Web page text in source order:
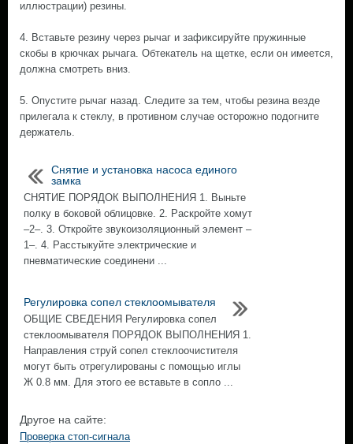
иллюстрации) резины.
4. Вставьте резину через рычаг и зафиксируйте пружинные
скобы в крючках рычага. Обтекатель на щетке, если он имеется,
должна смотреть вниз.
5. Опустите рычаг назад. Следите за тем, чтобы резина везде
прилегала к стеклу, в противном случае осторожно подогните
держатель.
Снятие и установка насоса единого
замка
СНЯТИЕ ПОРЯДОК ВЫПОЛНЕНИЯ 1. Выньте
полку в боковой облицовке. 2. Раскройте хомут
–2–. 3. Откройте звукоизоляционный элемент –
1–. 4. Расстыкуйте электрические и
пневматические соединени ...
Регулировка сопел стеклоомывателя
ОБЩИЕ СВЕДЕНИЯ Регулировка сопел
стеклоомывателя ПОРЯДОК ВЫПОЛНЕНИЯ 1.
Направления струй сопел стеклоочистителя
могут быть отрегулированы с помощью иглы
Ж 0.8 мм. Для этого ее вставьте в сопло ...
Другое на сайте:
Проверка стоп-сигнала